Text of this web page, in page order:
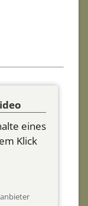
eines
Klick